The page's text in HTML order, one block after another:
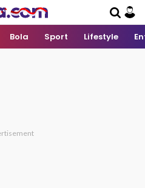
Bola Sport Lifestyle